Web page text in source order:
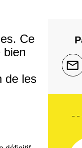
Ce
bien
de les